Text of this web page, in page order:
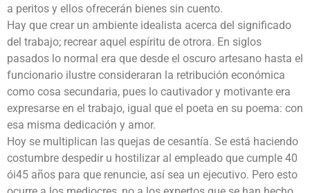
a peritos y ellos ofrecerán bienes sin cuento.
Hay que crear un ambiente idealista acerca del significado
del trabajo; recrear aquel espíritu de otrora. En siglos
pasados lo normal era que desde el oscuro artesano hasta el
funcionario ilustre consideraran la retribución económica
como cosa secundaria, pues lo cautivador y motivante era
expresarse en el trabajo, igual que el poeta en su poema: con
esa misma dedicación y amor.
Hoy se multiplican las quejas de cesantía. Se está haciendo
costumbre despedir u hostilizar al empleado que cumple 40
ói45 años para que renuncie, así sea un ejecutivo. Pero esto